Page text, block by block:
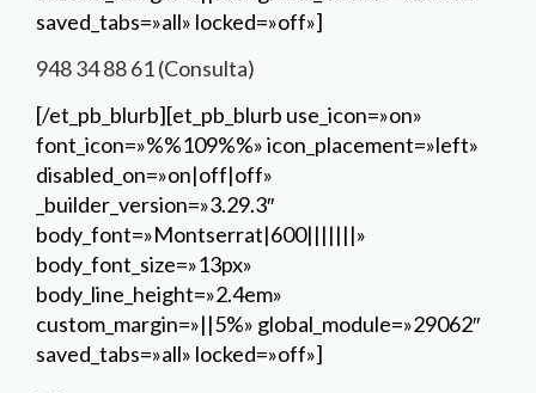
body_font_size=»13px»
custom_margin=»||5%» global_module=»29062″
saved_tabs=»all» locked=»off»]
info@gous.es
[/et_pb_blurb][et_pb_blurb use_icon=»on»
font_icon=»%%92%%» icon_placement=»left»
disabled_on=»on|off|off»
_builder_version=»3.29.3″
body_font=»Montserrat|600|||||||»
body_font_size=»13px»